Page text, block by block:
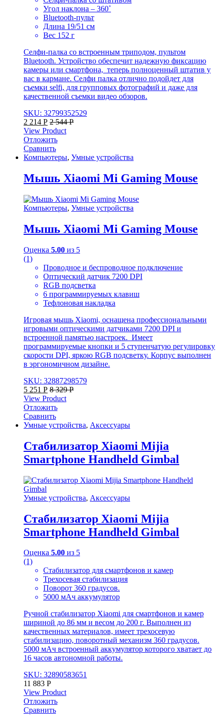
Угол наклона – 360˚
Bluetooth-пульт
Длина 19/51 см
Вес 152 г
Селфи-палка со встроенным триподом, пультом
Bluetooth. Устройство обеспечит надежную фиксацию
камеры или смартфона, теперь полноценный штатив у
вас в кармане. Селфи палка отлично подойдет для
съемки selfi, для групповых фотографий и даже для
качественной съемки видео обзоров.
SKU: 32799352529
2 214 Р 2 544Р
View Product
Отложить
Сравнить
Компьютеры, Умные устройства
Мышь Xiaomi Mi Gaming Mouse
Компьютеры, Умные устройства
Мышь Xiaomi Mi Gaming Mouse
Оценка 5.00 из 5
(1)
Проводное и беспроводное подключение
Оптический датчик 7200 DPI
RGB подсветка
6 программируемых клавиш
Тефлоновая накладка
Игровая мышь Xiaomi, оснащена профессиональными
игровыми оптическими датчиками 7200 DPI и
встроенной памятью настроек. Имеет
программируемые кнопки и 5 ступенчатую регулировку
скорости DPI, яркою RGB подсветку. Корпус выполнен
в эргономичном дизайне.
SKU: 32887298579
5 251 Р 8 329Р
View Product
Отложить
Сравнить
Умные устройства, Аксессуары
Стабилизатор Xiaomi Mijia
Smartphone Handheld Gimbal
Умные устройства, Аксессуары
Стабилизатор Xiaomi Mijia
Smartphone Handheld Gimbal
Оценка 5.00 из 5
(1)
Стабилизатор для смартфонов и камер
Трехосевая стабилизация
Поворот 360 градусов.
5000 мАч аккумулятор
Ручной стабилизатор Xiaomi для смартфонов и камер
шириной до 86 мм и весом до 200 г. Выполнен из
качественных материалов, имеет трехосевую
стабилизацию, поворотный механизм 360 градусов.
5000 мАч встроенный аккумулятор которого хватает до
16 часов автономной работы.
SKU: 32890583651
11 883 Р
View Product
Отложить
Сравнить